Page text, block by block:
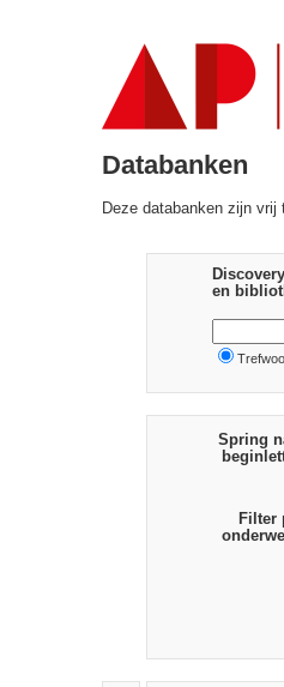
Databanken
Deze databanken zijn
en
Spring
Filter